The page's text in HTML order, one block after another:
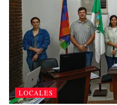
LOCALES